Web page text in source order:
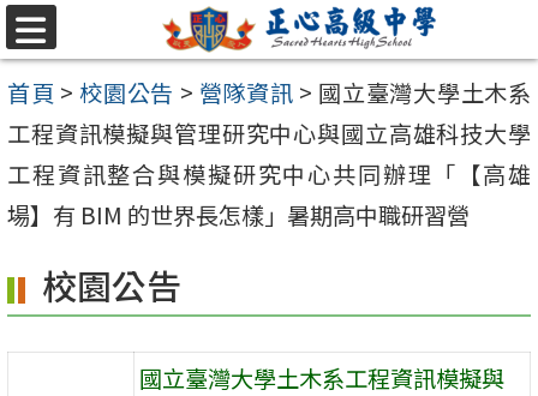
跳至主要內容區
選
單
首頁 > 校園公告 > 營隊資訊 > 國立臺灣大學土木系
工程資訊模擬與管理研究中心與國立高雄科技大學
工程資訊整合與模擬研究中心共同辦理「【高雄
場】有 BIM 的世界長怎樣」暑期高中職研習營
校園公告
國立臺灣大學土木系工程資訊模擬與